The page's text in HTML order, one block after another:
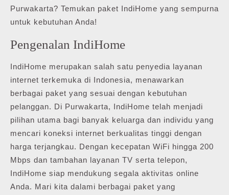
Purwakarta? Temukan paket IndiHome yang sempurna
untuk kebutuhan Anda!
Pengenalan IndiHome
IndiHome merupakan salah satu penyedia layanan
internet terkemuka di Indonesia, menawarkan
berbagai paket yang sesuai dengan kebutuhan
pelanggan. Di Purwakarta, IndiHome telah menjadi
pilihan utama bagi banyak keluarga dan individu yang
mencari koneksi internet berkualitas tinggi dengan
harga terjangkau. Dengan kecepatan WiFi hingga 200
Mbps dan tambahan layanan TV serta telepon,
IndiHome siap mendukung segala aktivitas online
Anda. Mari kita dalami berbagai paket yang